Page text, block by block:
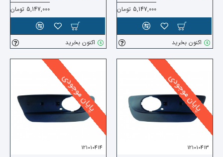
5,147,000 تومان
اکنون بخرید
5,147,000 تومان
اکنون بخرید
پایان موجودی
121010413
پایان موجودی
121010414